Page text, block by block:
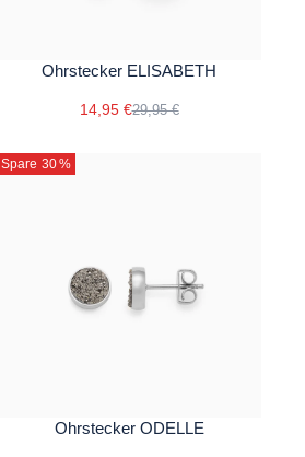
Ohrstecker ELISABETH
14,95 €29,95 €
Spare 30%
Ohrstecker ODELLE